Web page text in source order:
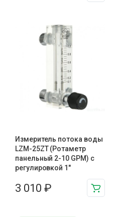
Измеритель потока воды
LZM-25ZT (Ротаметр
панельный 2-10 GPM) с
регулировкой 1″
3 010 ₽